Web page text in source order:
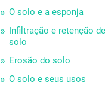
O solo e a esponja
Infiltração e retenção
solo
Erosão do solo
O solo e seus usos